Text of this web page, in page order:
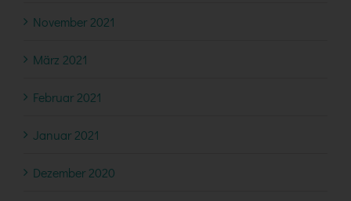
November 2021
März 2021
Februar 2021
Januar 2021
Dezember 2020